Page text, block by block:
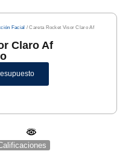
Facial / Careta Rocket Visor Claro Af
Claro Af